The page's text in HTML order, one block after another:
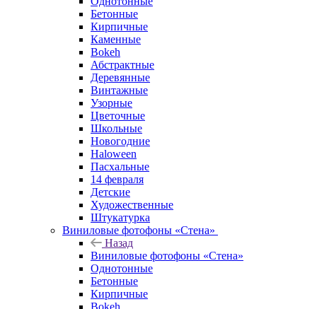
Бетонные
Кирпичные
Каменные
Bokeh
Абстрактные
Деревянные
Винтажные
Узорные
Цветочные
Школьные
Новогодние
Haloween
Пасхальные
14 февраля
Детские
Художественные
Штукатурка
Виниловые фотофоны «Стена»
Назад
Виниловые фотофоны «Стена»
Однотонные
Бетонные
Кирпичные
Bokeh